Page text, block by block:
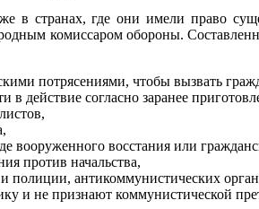
в странах, где они имели право
комиссаром обороны.
потрясениями, чтобы вызвать
согласно заранее
вооруженного восстания или
против начальства,
антикоммунистических
и не признают коммунистической